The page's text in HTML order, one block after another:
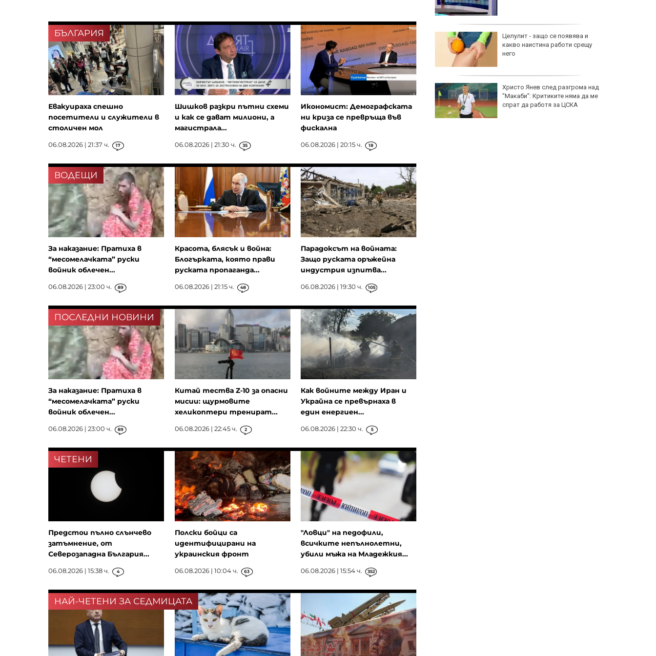
оценява управлението на риска
в управляващите дружества
RWE се отказва от проектите си
за морски вятърни паркове в
САЩ
Целулит - защо се появява и
какво наистина работи срещу
него
Христо Янев след разгрома над
"Макаби": Критиките няма да ме
спрат да работя за ЦСКА
БЪЛГАРИЯ
Евакуираха спешно
посетители и служители в
столичен мол
06.08.2026 | 21:37 ч. 17
Шишков разкри пътни схеми
и как се дават милиони, а
магистрала...
06.08.2026 | 21:30 ч. 35
Икономист: Демографската
ни криза се превръща във
фискална
06.08.2026 | 20:15 ч. 18
ВОДЕЩИ
За наказание: Пратиха в
“месомелачката” руски
войник облечен...
06.08.2026 | 23:00 ч. 89
Красота, блясък и война:
Блогърката, която прави
руската пропаганда...
06.08.2026 | 21:15 ч. 48
Парадоксът на войната:
Защо руската оръжейна
индустрия изпитва...
06.08.2026 | 19:30 ч. 105
ПОСЛЕДНИ НОВИНИ
За наказание: Пратиха в
“месомелачката” руски
войник облечен...
06.08.2026 | 23:00 ч. 89
Китай тества Z-10 за опасни
мисии: щурмовите
хеликоптери тренират...
06.08.2026 | 22:45 ч. 2
Как войните между Иран и
Украйна се превърнаха в
един енергиен...
06.08.2026 | 22:30 ч. 5
ЧЕТЕНИ
Предстои пълно слънчево
затъмнение, от
Северозападна България...
06.08.2026 | 15:38 ч. 4
Полски бойци са
идентифицирани на
украинския фронт
06.08.2026 | 10:04 ч. 63
"Ловци" на педофили,
всичките непълнолетни,
убили мъжа на Младежкия...
06.08.2026 | 15:54 ч. 352
НАЙ-ЧЕТЕНИ ЗА СЕДМИЦАТА